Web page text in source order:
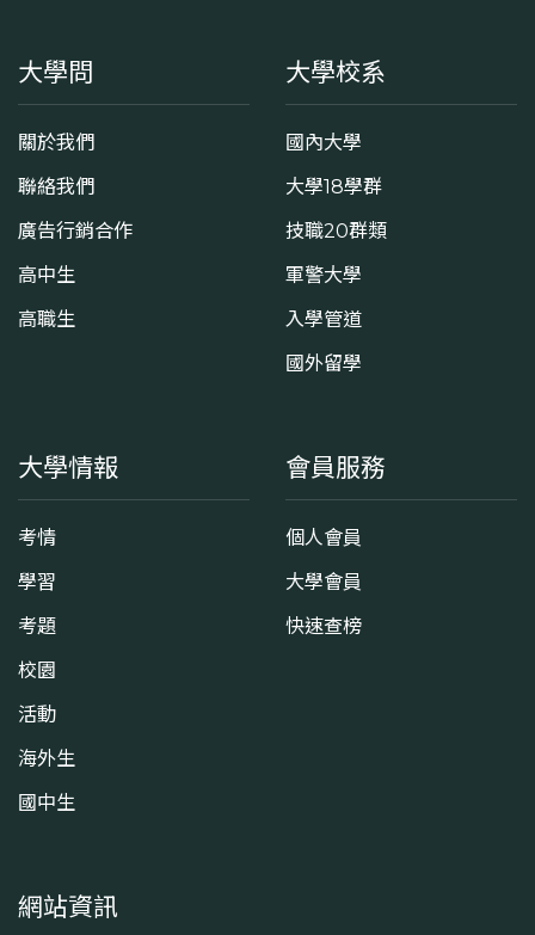
大學問
關於我們
聯絡我們
廣告行銷合作
高中生
高職生
大學校系
國內大學
大學18學群
技職20群類
軍警大學
入學管道
國外留學
大學情報
考情
學習
考題
校園
活動
海外生
國中生
會員服務
個人會員
大學會員
快速查榜
網站資訊